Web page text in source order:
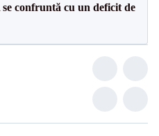
confruntă cu un deficit de